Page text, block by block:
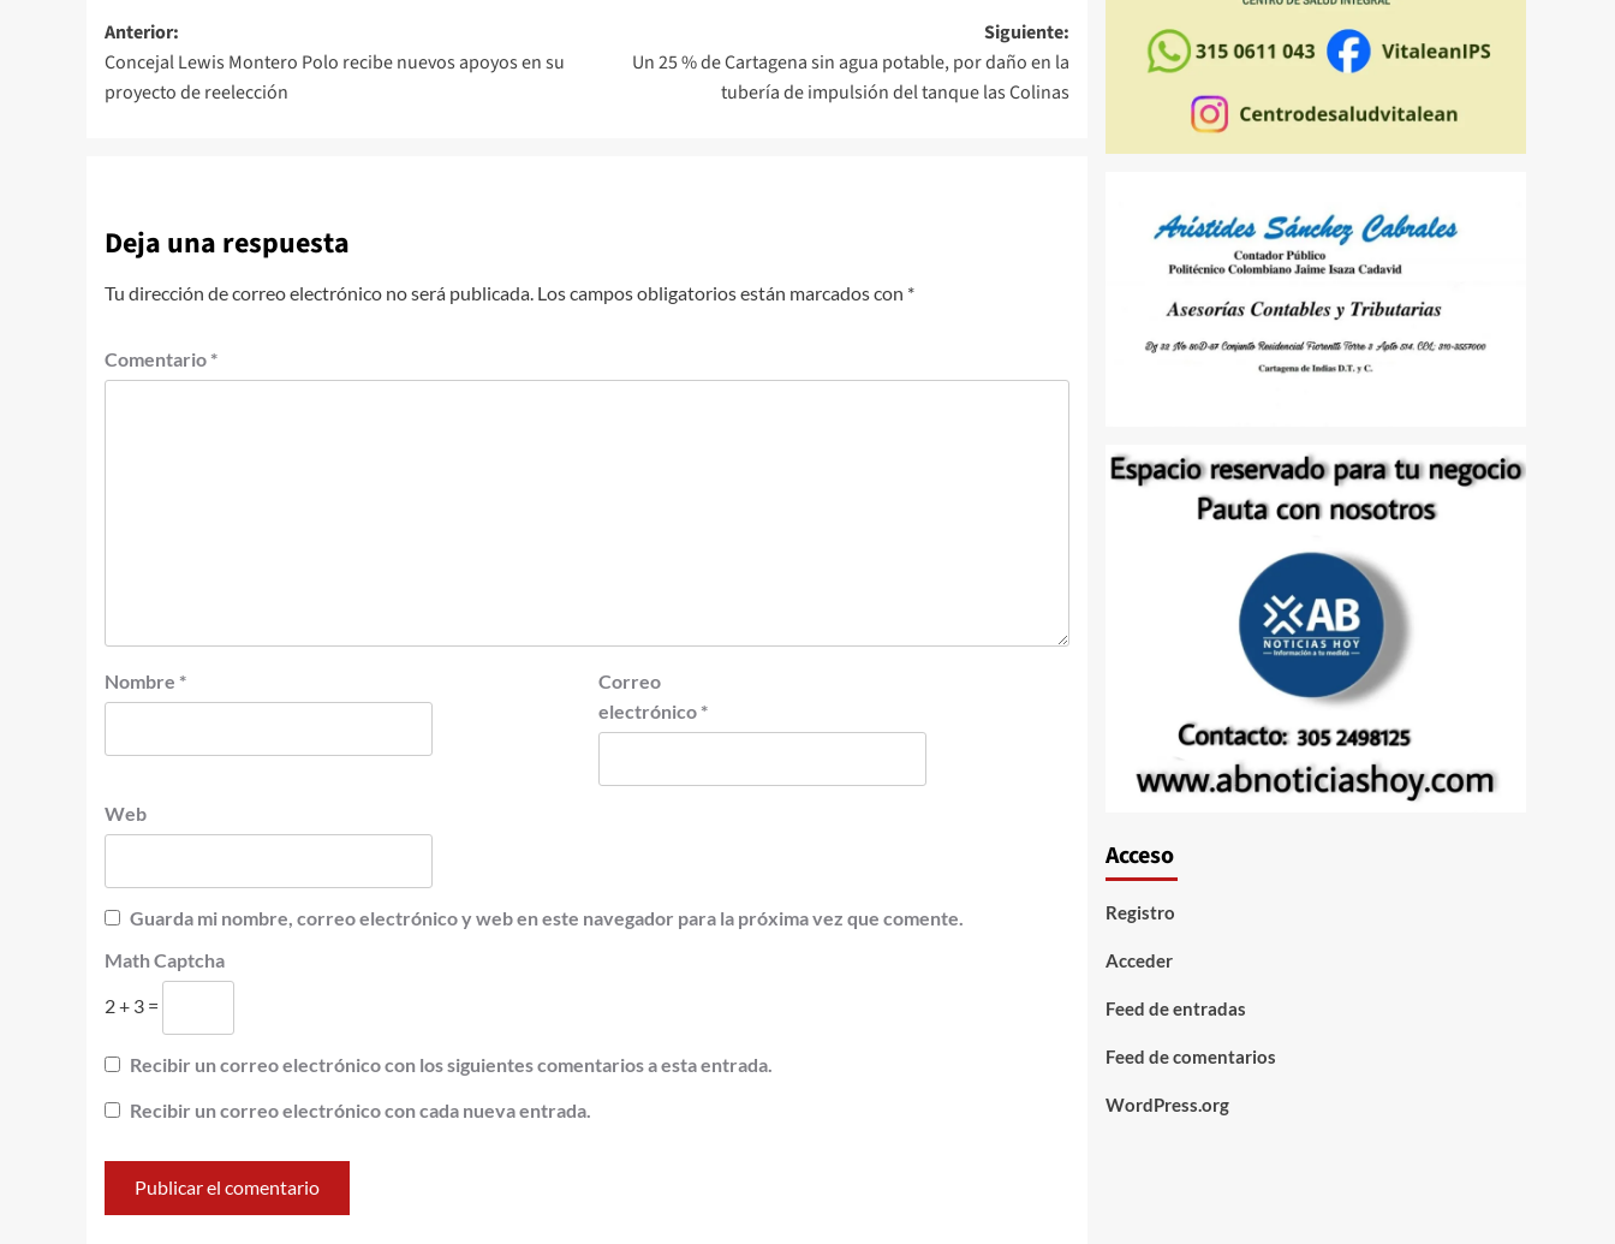
Navegación
de
entradas
Anterior:
Concejal Lewis Montero Polo recibe nuevos apoyos en su
proyecto de reelección
Siguiente:
Un 25 % de Cartagena sin agua potable, por daño en la
tubería de impulsión del tanque las Colinas
Deja una respuesta
Tu dirección de correo electrónico no será publicada. Los campos obligatorios están marcados con *
Comentario *
Nombre *
Correo
electrónico *
Web
Guarda mi nombre, correo electrónico y web en este navegador para la próxima vez que comente.
Math Captcha
2 + 3 =
Recibir un correo electrónico con los siguientes comentarios a esta entrada.
Recibir un correo electrónico con cada nueva entrada.
Acceso
Registro
Acceder
Feed de entradas
Feed de comentarios
WordPress.org